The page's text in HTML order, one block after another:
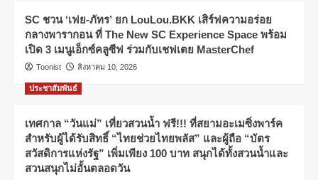
SC ชวน ‘เฟย-ภัทร’ ยก LouLou.BKK เสิร์ฟความอร่อย
กลางพารากอน ที่ The New SC Experience Space พร้อม
เปิด 3 เมนูเอ็กซ์คลูซีฟ ร่วมกับเชฟเตย MasterChef
Toonist สิงหาคม 10, 2026
ประชาสัมพันธ์
เทศกาล “วันแม่” เที่ยวสวนน้ำ ฟรี!!! ที่สยามอะเมซิ่งพาร์ค
สำหรับผู้ได้รับสิทธิ์ “ไทยช่วยไทยพลัส” และผู้ถือ “บัตร
สวัสดิการแห่งรัฐ” เพิ่มเพียง 100 บาท สนุกได้ทั้งสวนน้ำและ
สวนสนุกไม่อั้นตลอดวัน